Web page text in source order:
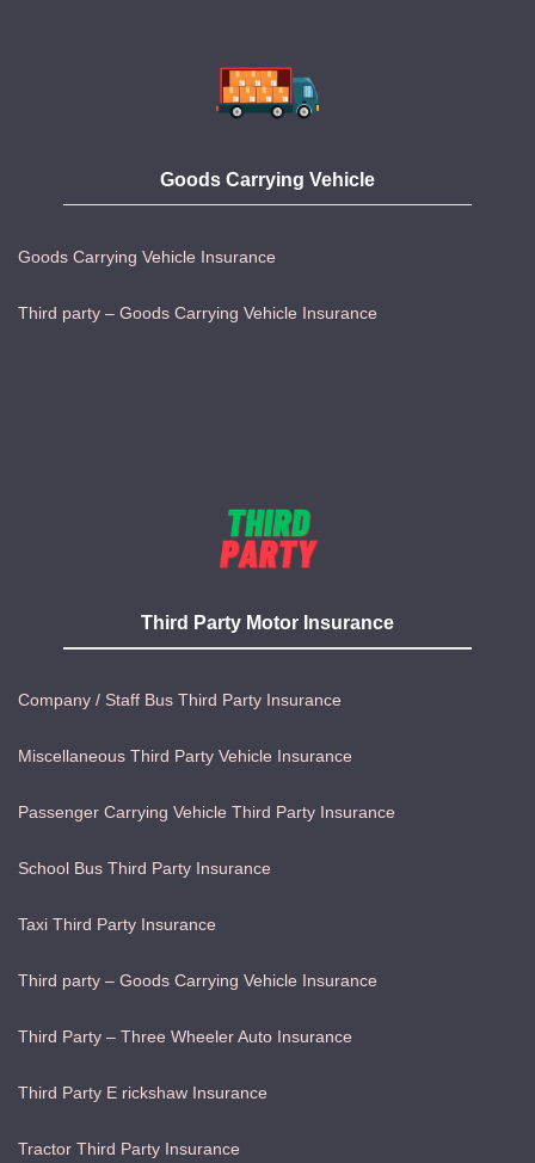
Goods Carrying Vehicle
Goods Carrying Vehicle Insurance
Third party – Goods Carrying Vehicle Insurance
Third Party Motor Insurance
Company / Staff Bus Third Party Insurance
Miscellaneous Third Party Vehicle Insurance
Passenger Carrying Vehicle Third Party Insurance
School Bus Third Party Insurance
Taxi Third Party Insurance
Third party – Goods Carrying Vehicle Insurance
Third Party – Three Wheeler Auto Insurance
Third Party E rickshaw Insurance
Tractor Third Party Insurance